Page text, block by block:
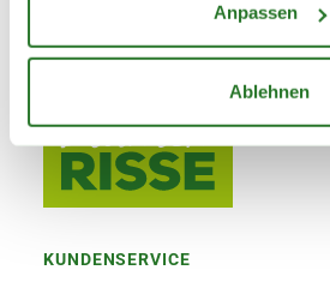
Anpassen
Ablehnen
KUNDENSERVICE